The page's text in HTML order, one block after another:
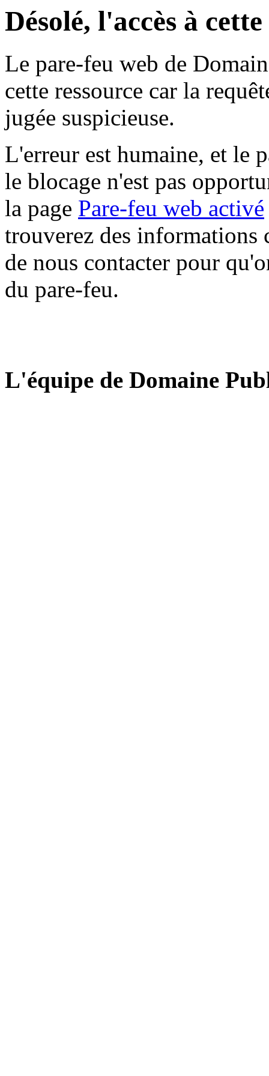
Désolé, l'accès à
Le pare-feu web de
cette ressource car la
jugée suspicieuse.
L'erreur est humaine, et le
le blocage n'est pas
la page Pare-feu web activé
trouverez des informations
de nous contacter pour
du pare-feu.
L'équipe de Domaine